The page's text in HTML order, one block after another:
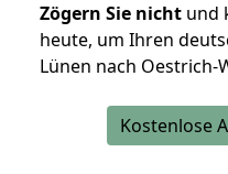
Zögern Sie nicht und
heute, um Ihren
Lünen nach Oestrich-
Kostenlose